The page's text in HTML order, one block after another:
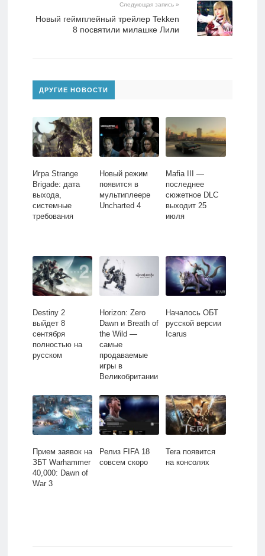
Следующая запись »
Новый геймплейный трейлер Tekken
8 посвятили милашке Лили
ДРУГИЕ НОВОСТИ
Игра Strange
Brigade: дата
выхода,
системные
требования
Новый режим
появится в
мультиплеере
Uncharted 4
Mafia III —
последнее
сюжетное DLC
выходит 25
июля
Destiny 2
выйдет 8
сентября
полностью на
русском
Horizon: Zero
Dawn и Breath of
the Wild —
самые
продаваемые
игры в
Великобритании
Началось ОБТ
русской версии
Icarus
Прием заявок на
ЗБТ Warhammer
40,000: Dawn of
War 3
Релиз FIFA 18
совсем скоро
Tera появится
на консолях